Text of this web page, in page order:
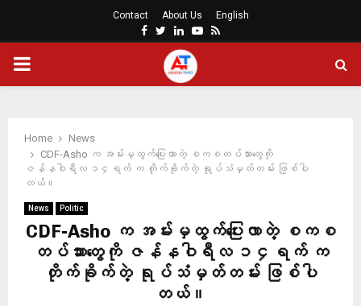
Contact About Us English
Facebook
Twitter
LinkedinYoutube
Rss
PRIMARY
Home
News
CDF-Asho က အမ်းမှထွက်ပြေးလာတဲ့ စကစတပ်သားတွေကို
ဇန်နဝါရီလ ၁၄ရက် က တိုက်ခိုက်တဲ့ ရုပ်သံမှတ်တမ်း ဖြစ်ပါ
တယ်။
News Politic
CDF-Asho က အမ်းမှထွက်ပြေးလာတဲ့ စကစ
တပ်သားတွေကို ဇန်နဝါရီလ ၁၄ရက် က
တိုက်ခိုက်တဲ့ ရုပ်သံမှတ်တမ်း ဖြစ်ပါ
တယ်။